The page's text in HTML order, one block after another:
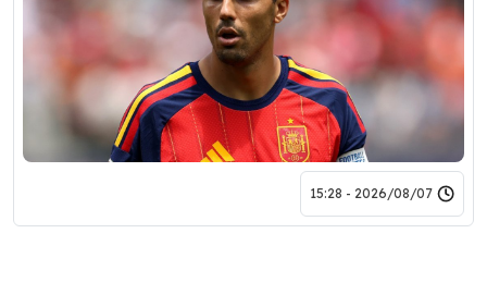
2026/08/07 - 15:28